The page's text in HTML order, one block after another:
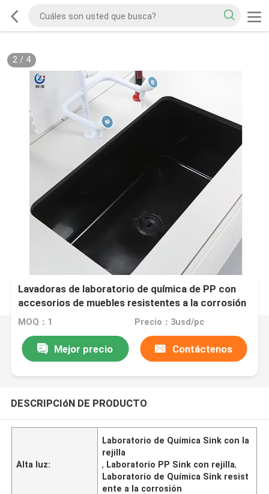
2/ 4
Lavadoras de laboratorio de química de PP con
accesorios de muebles resistentes a la corrosión
de rejilla
MOQ：1 Precio：3usd/pc
Mejor precio Contáctenos
DESCRIPCIóN DE PRODUCTO
Alta luz:
Laboratorio de Química Sink con la
rejilla
, Laboratorio PP Sink con rejilla,
Laboratorio de Química Sink resist
ente a la corrosión